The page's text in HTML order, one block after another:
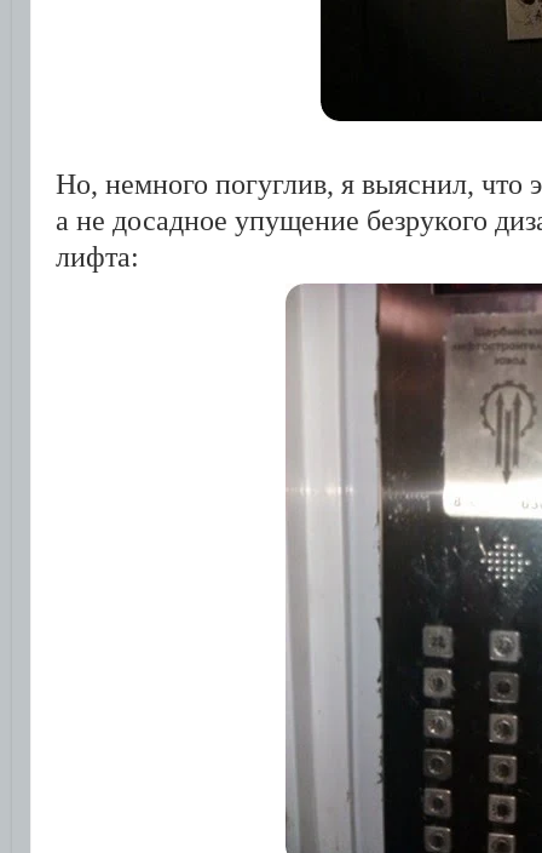
Но, немного погуглив, я выяснил, что
а не досадное упущение безрукого
лифта: